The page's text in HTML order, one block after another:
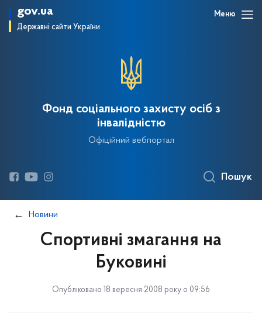
gov.ua
Державні сайти України
Меню
Фонд соціального захисту осіб з
інвалідністю
Офіційний вебпортал
Пошук
Новини
Спортивні змагання на
Буковині
Опубліковано 18 вересня 2008 року о 09:56